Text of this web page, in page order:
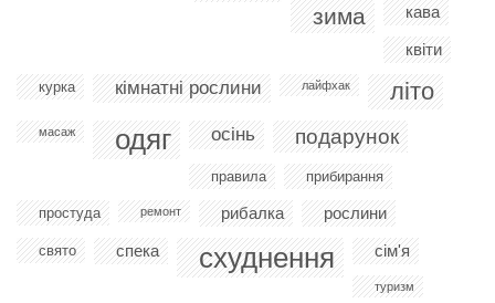
зима
кава
квіти
курка кімнатні рослини лайфхак літо
масаж одяг осінь подарунок
правила прибирання
простуда ремонт рибалка рослини
свято спека схуднення сім'я
туризм